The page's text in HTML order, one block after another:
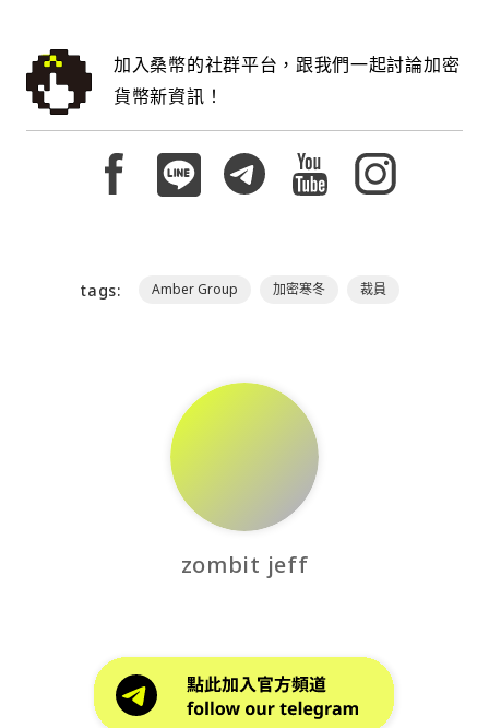
加入桑幣的社群平台，跟我們一起討論加密
貨幣新資訊！
tags: Amber Group 加密寒冬 裁員
zombit jeff